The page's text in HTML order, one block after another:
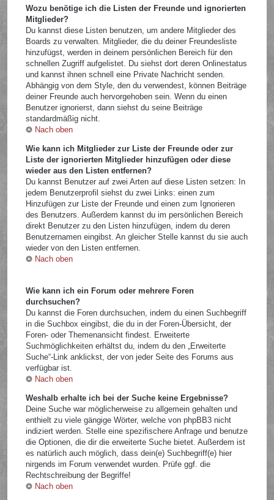
Wozu benötige ich die Listen der Freunde und ignorierten
Mitglieder?
Du kannst diese Listen benutzen, um andere Mitglieder des
Boards zu verwalten. Mitglieder, die du deiner Freundesliste
hinzufügst, werden in deinem persönlichen Bereich für den
schnellen Zugriff aufgelistet. Du siehst dort deren Onlinestatus
und kannst ihnen schnell eine Private Nachricht senden.
Abhängig von dem Style, den du verwendest, können Beiträge
deiner Freunde auch hervorgehoben sein. Wenn du einen
Benutzer ignorierst, dann siehst du seine Beiträge
standardmäßig nicht.
Nach oben
Wie kann ich Mitglieder zur Liste der Freunde oder zur
Liste der ignorierten Mitglieder hinzufügen oder diese
wieder aus den Listen entfernen?
Du kannst Benutzer auf zwei Arten auf diese Listen setzen: In
jedem Benutzerprofil siehst du zwei Links: einen zum
Hinzufügen zur Liste der Freunde und einen zum Ignorieren
des Benutzers. Außerdem kannst du im persönlichen Bereich
direkt Benutzer zu den Listen hinzufügen, indem du deren
Benutzernamen eingibst. An gleicher Stelle kannst du sie auch
wieder von den Listen entfernen.
Nach oben
Wie kann ich ein Forum oder mehrere Foren
durchsuchen?
Du kannst die Foren durchsuchen, indem du einen Suchbegriff
in die Suchbox eingibst, die du in der Foren-Übersicht, der
Foren- oder Themenansicht findest. Erweiterte
Suchmöglichkeiten erhältst du, indem du den „Erweiterte
Suche“-Link anklickst, der von jeder Seite des Forums aus
verfügbar ist.
Nach oben
Weshalb erhalte ich bei der Suche keine Ergebnisse?
Deine Suche war möglicherweise zu allgemein gehalten und
enthielt zu viele gängige Wörter, welche von phpBB3 nicht
indiziert werden. Stelle eine spezifischere Anfrage und benutze
die Optionen, die dir die erweiterte Suche bietet. Außerdem ist
es natürlich auch möglich, dass dein(e) Suchbegriff(e) hier
nirgends im Forum verwendet wurden. Prüfe ggf. die
Rechtschreibung der Begriffe!
Nach oben